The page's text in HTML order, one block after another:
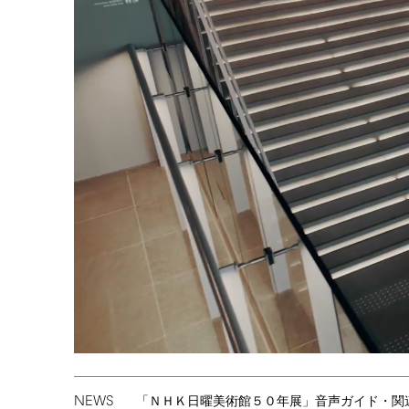
NEWS 「ＮＨＫ日曜美術館５０年展」音声ガイド・